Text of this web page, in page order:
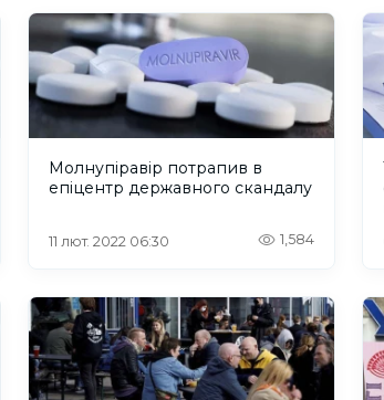
Молнупіравір потрапив в
епіцентр державного скандалу
11 лют. 2022 06:30 1,584